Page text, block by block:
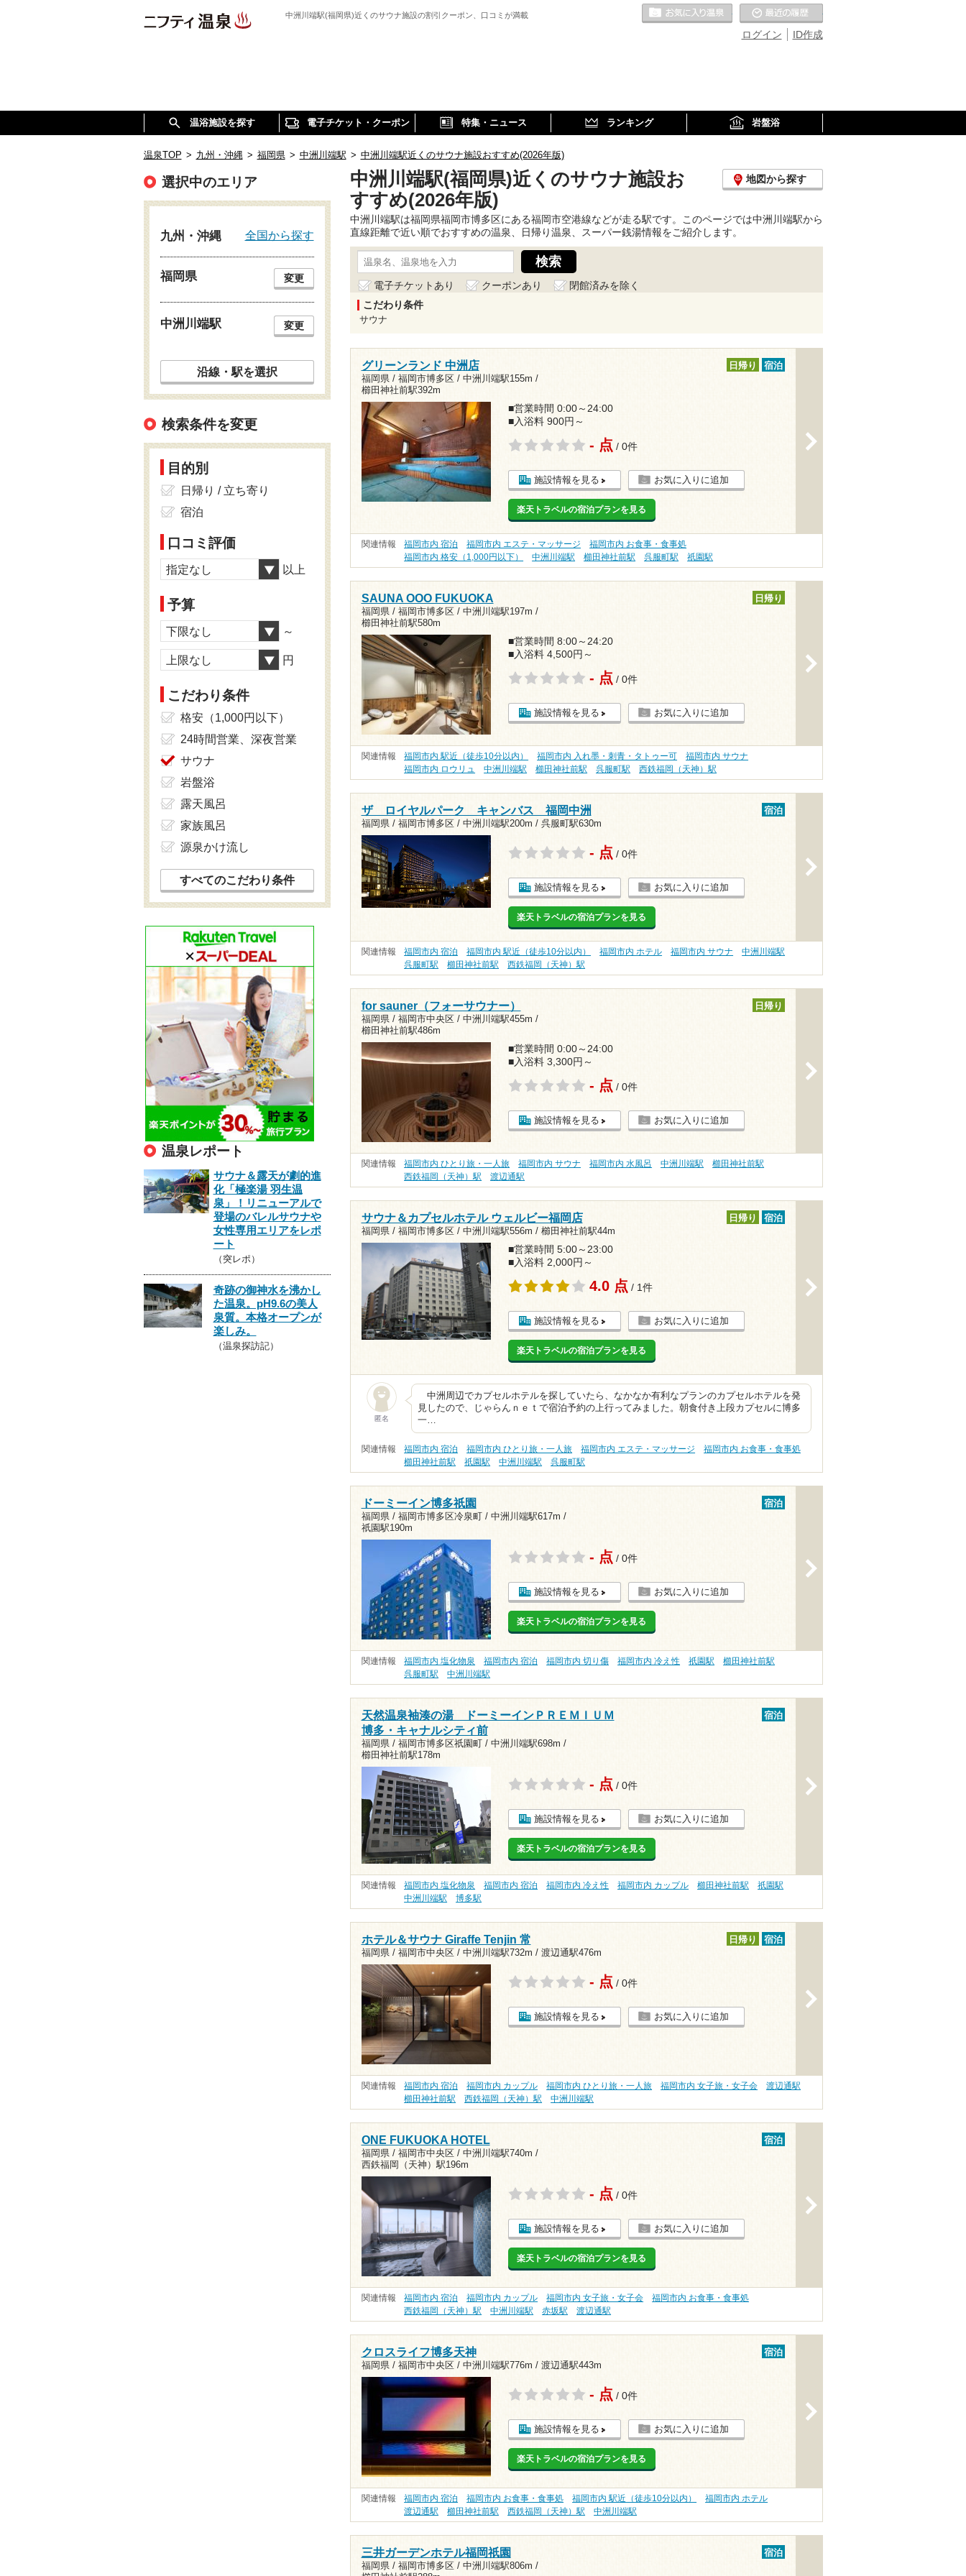
中洲川端駅(福岡県)近くのサウナ施設の割引クーポン、口コミが満載
ID作成
ログイン
お気に入りの温泉
温浴施設を探す 電子チケット・クーポン 特集・ニュース ランキング 岩盤浴
温泉TOP > 九州・沖縄 > 福岡県 > 中洲川端駅 > 中洲川端駅近くのサウナ施設おすすめ(2026年版)
中洲川端駅(福岡県)近くのサウナ施設お
すすめ(2026年版)
地図から探す
中洲川端駅は福岡県福岡市博多区にある福岡市空港線などが走る駅です。このページでは中洲川端駅から
直線距離で近い順でおすすめの温泉、日帰り温泉、スーパー銭湯情報をご紹介します。
電子チケットあり クーポンあり
閉館済みを除く
こだわり条件
サウナ
グリーンランド 中洲店
福岡県 / 福岡市博多区 / 中洲川端駅155m /
櫛田神社前駅392m
日帰り 宿泊
■営業時間 0:00～24:00
■入浴料 900円～
- 点 / 0件
施設情報を見る お気に入りに追加
楽天トラベルの宿泊プランを見る
関連情報 福岡市内 宿泊 福岡市内 エステ・マッサージ
福岡市内 お食事・食事処
福岡市内 格安（1,000円以下）
中洲川端駅 櫛田神社前駅 呉服町駅 祇園駅
SAUNA OOO FUKUOKA
福岡県 / 福岡市博多区 / 中洲川端駅197m /
櫛田神社前駅580m
日帰り
■営業時間 8:00～24:20
■入浴料 4,500円～
- 点 / 0件
施設情報を見る お気に入りに追加
関連情報 福岡市内 駅近（徒歩10分以内） 福岡市内 入れ墨・刺青・タトゥー可
福岡市内 サウナ
福岡市内 ロウリュ
中洲川端駅 櫛田神社前駅 呉服町駅 西鉄福岡（天神）駅
ザ ロイヤルパーク キャンバス 福岡中洲
福岡県 / 福岡市博多区 / 中洲川端駅200m / 呉服町駅630m
宿泊
- 点 / 0件
施設情報を見る お気に入りに追加
楽天トラベルの宿泊プランを見る
関連情報 福岡市内 宿泊 福岡市内 駅近（徒歩10分以内） 福岡市内 ホテル 福岡市内 サウナ
中洲川端駅
呉服町駅
櫛田神社前駅 西鉄福岡（天神）駅
for sauner（フォーサウナー）
福岡県 / 福岡市中央区 / 中洲川端駅455m /
櫛田神社前駅486m
日帰り
■営業時間 0:00～24:00
■入浴料 3,300円～
- 点 / 0件
施設情報を見る お気に入りに追加
関連情報 福岡市内 ひとり旅・一人旅 福岡市内 サウナ 福岡市内 水風呂 中洲川端駅
櫛田神社前駅
西鉄福岡（天神）駅
渡辺通駅
サウナ＆カプセルホテル ウェルビー福岡店
福岡県 / 福岡市博多区 / 中洲川端駅556m / 櫛田神社前駅44m
日帰り 宿泊
■営業時間 5:00～23:00
■入浴料 2,000円～
4.0 点 / 1件
施設情報を見る お気に入りに追加
楽天トラベルの宿泊プランを見る
匿名
中洲周辺でカプセルホテルを探していたら、なかなか有利なプランのカプセルホテルを発
見したので、じゃらんｎｅｔで宿泊予約の上行ってみました。朝食付き上段カプセルに博多
一…
関連情報 福岡市内 宿泊 福岡市内 ひとり旅・一人旅 福岡市内 エステ・マッサージ
福岡市内 お食事・食事処
櫛田神社前駅
祇園駅 中洲川端駅 呉服町駅
ドーミーイン博多祇園
福岡県 / 福岡市博多区冷泉町 / 中洲川端駅617m /
祇園駅190m
宿泊
- 点 / 0件
施設情報を見る お気に入りに追加
楽天トラベルの宿泊プランを見る
関連情報 福岡市内 塩化物泉 福岡市内 宿泊 福岡市内 切り傷 福岡市内 冷え性 祇園駅
櫛田神社前駅
呉服町駅
中洲川端駅
天然温泉袖湊の湯 ドーミーインＰＲＥＭＩＵＭ
博多・キャナルシティ前
福岡県 / 福岡市博多区祇園町 / 中洲川端駅698m /
櫛田神社前駅178m
宿泊
- 点 / 0件
施設情報を見る お気に入りに追加
楽天トラベルの宿泊プランを見る
関連情報 福岡市内 塩化物泉 福岡市内 宿泊 福岡市内 冷え性 福岡市内 カップル 櫛田神社前駅
祇園駅
中洲川端駅
博多駅
ホテル＆サウナ Giraffe Tenjin 常
福岡県 / 福岡市中央区 / 中洲川端駅732m / 渡辺通駅476m
日帰り 宿泊
- 点 / 0件
施設情報を見る お気に入りに追加
関連情報 福岡市内 宿泊 福岡市内 カップル 福岡市内 ひとり旅・一人旅 福岡市内 女子旅・女子会
渡辺通駅
櫛田神社前駅
西鉄福岡（天神）駅 中洲川端駅
ONE FUKUOKA HOTEL
福岡県 / 福岡市中央区 / 中洲川端駅740m /
西鉄福岡（天神）駅196m
宿泊
- 点 / 0件
施設情報を見る お気に入りに追加
楽天トラベルの宿泊プランを見る
関連情報 福岡市内 宿泊 福岡市内 カップル 福岡市内 女子旅・女子会
福岡市内 お食事・食事処
西鉄福岡（天神）駅
中洲川端駅 赤坂駅 渡辺通駅
クロスライフ博多天神
福岡県 / 福岡市中央区 / 中洲川端駅776m / 渡辺通駅443m
宿泊
- 点 / 0件
施設情報を見る お気に入りに追加
楽天トラベルの宿泊プランを見る
関連情報 福岡市内 宿泊 福岡市内 お食事・食事処 福岡市内 駅近（徒歩10分以内）
福岡市内 ホテル
渡辺通駅
櫛田神社前駅 西鉄福岡（天神）駅 中洲川端駅
三井ガーデンホテル福岡祇園
福岡県 / 福岡市博多区 / 中洲川端駅806m /
宿泊
選択中のエリア
九州・沖縄 全国から探す
福岡県 変更
中洲川端駅 変更
沿線・駅を選択
検索条件を変更
目的別
日帰り / 立ち寄り
宿泊
口コミ評価
指定なし 以上
予算
下限なし ～
上限なし 円
こだわり条件
格安（1,000円以下）
24時間営業、深夜営業
サウナ
岩盤浴
露天風呂
家族風呂
源泉かけ流し
すべてのこだわり条件
温泉レポート
サウナ＆露天が劇的進
化「極楽湯 羽生温
泉」！リニューアルで
登場のバレルサウナや
女性専用エリアをレポ
ート
（突レポ）
奇跡の御神水を沸かし
た温泉。pH9.6の美人
泉質。本格オープンが
楽しみ。
（温泉探訪記）